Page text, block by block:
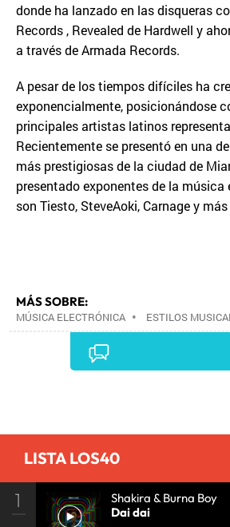
donde ha lanzado en las disqueras
Records , Revealed de Hardwell y
a través de Armada Records.
A pesar de los tiempos difíciles ha
exponencialmente, posicionándose
principales artistas latinos
Recientemente se presentó en una
más prestigiosas de la ciudad de
presentado exponentes de la
son Tiesto, SteveAoki, Carnage y más
MÁS SOBRE:
MÚSICA ELECTRÓNICA • ESTILOS
•
LISTA LOS40
1
Shakira & Burna Boy
Dai dai